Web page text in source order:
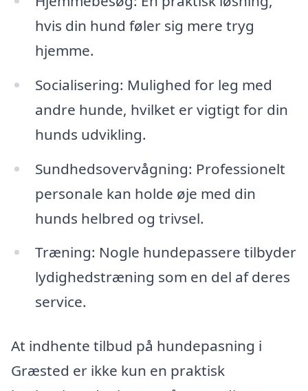
hvis din hund føler sig mere tryg
hjemme.
Socialisering: Mulighed for leg med
andre hunde, hvilket er vigtigt for din
hunds udvikling.
Sundhedsovervågning: Professionelt
personale kan holde øje med din
hunds helbred og trivsel.
Træning: Nogle hundepassere tilbyder
lydighedstræning som en del af deres
service.
At indhente tilbud på hundepasning i
Græsted er ikke kun en praktisk